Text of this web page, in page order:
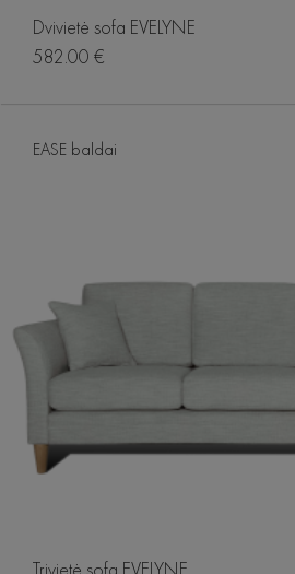
Dvivietė sofa EVELYNE
582.00 €
EASE baldai
Trivietė sofa EVELYNE